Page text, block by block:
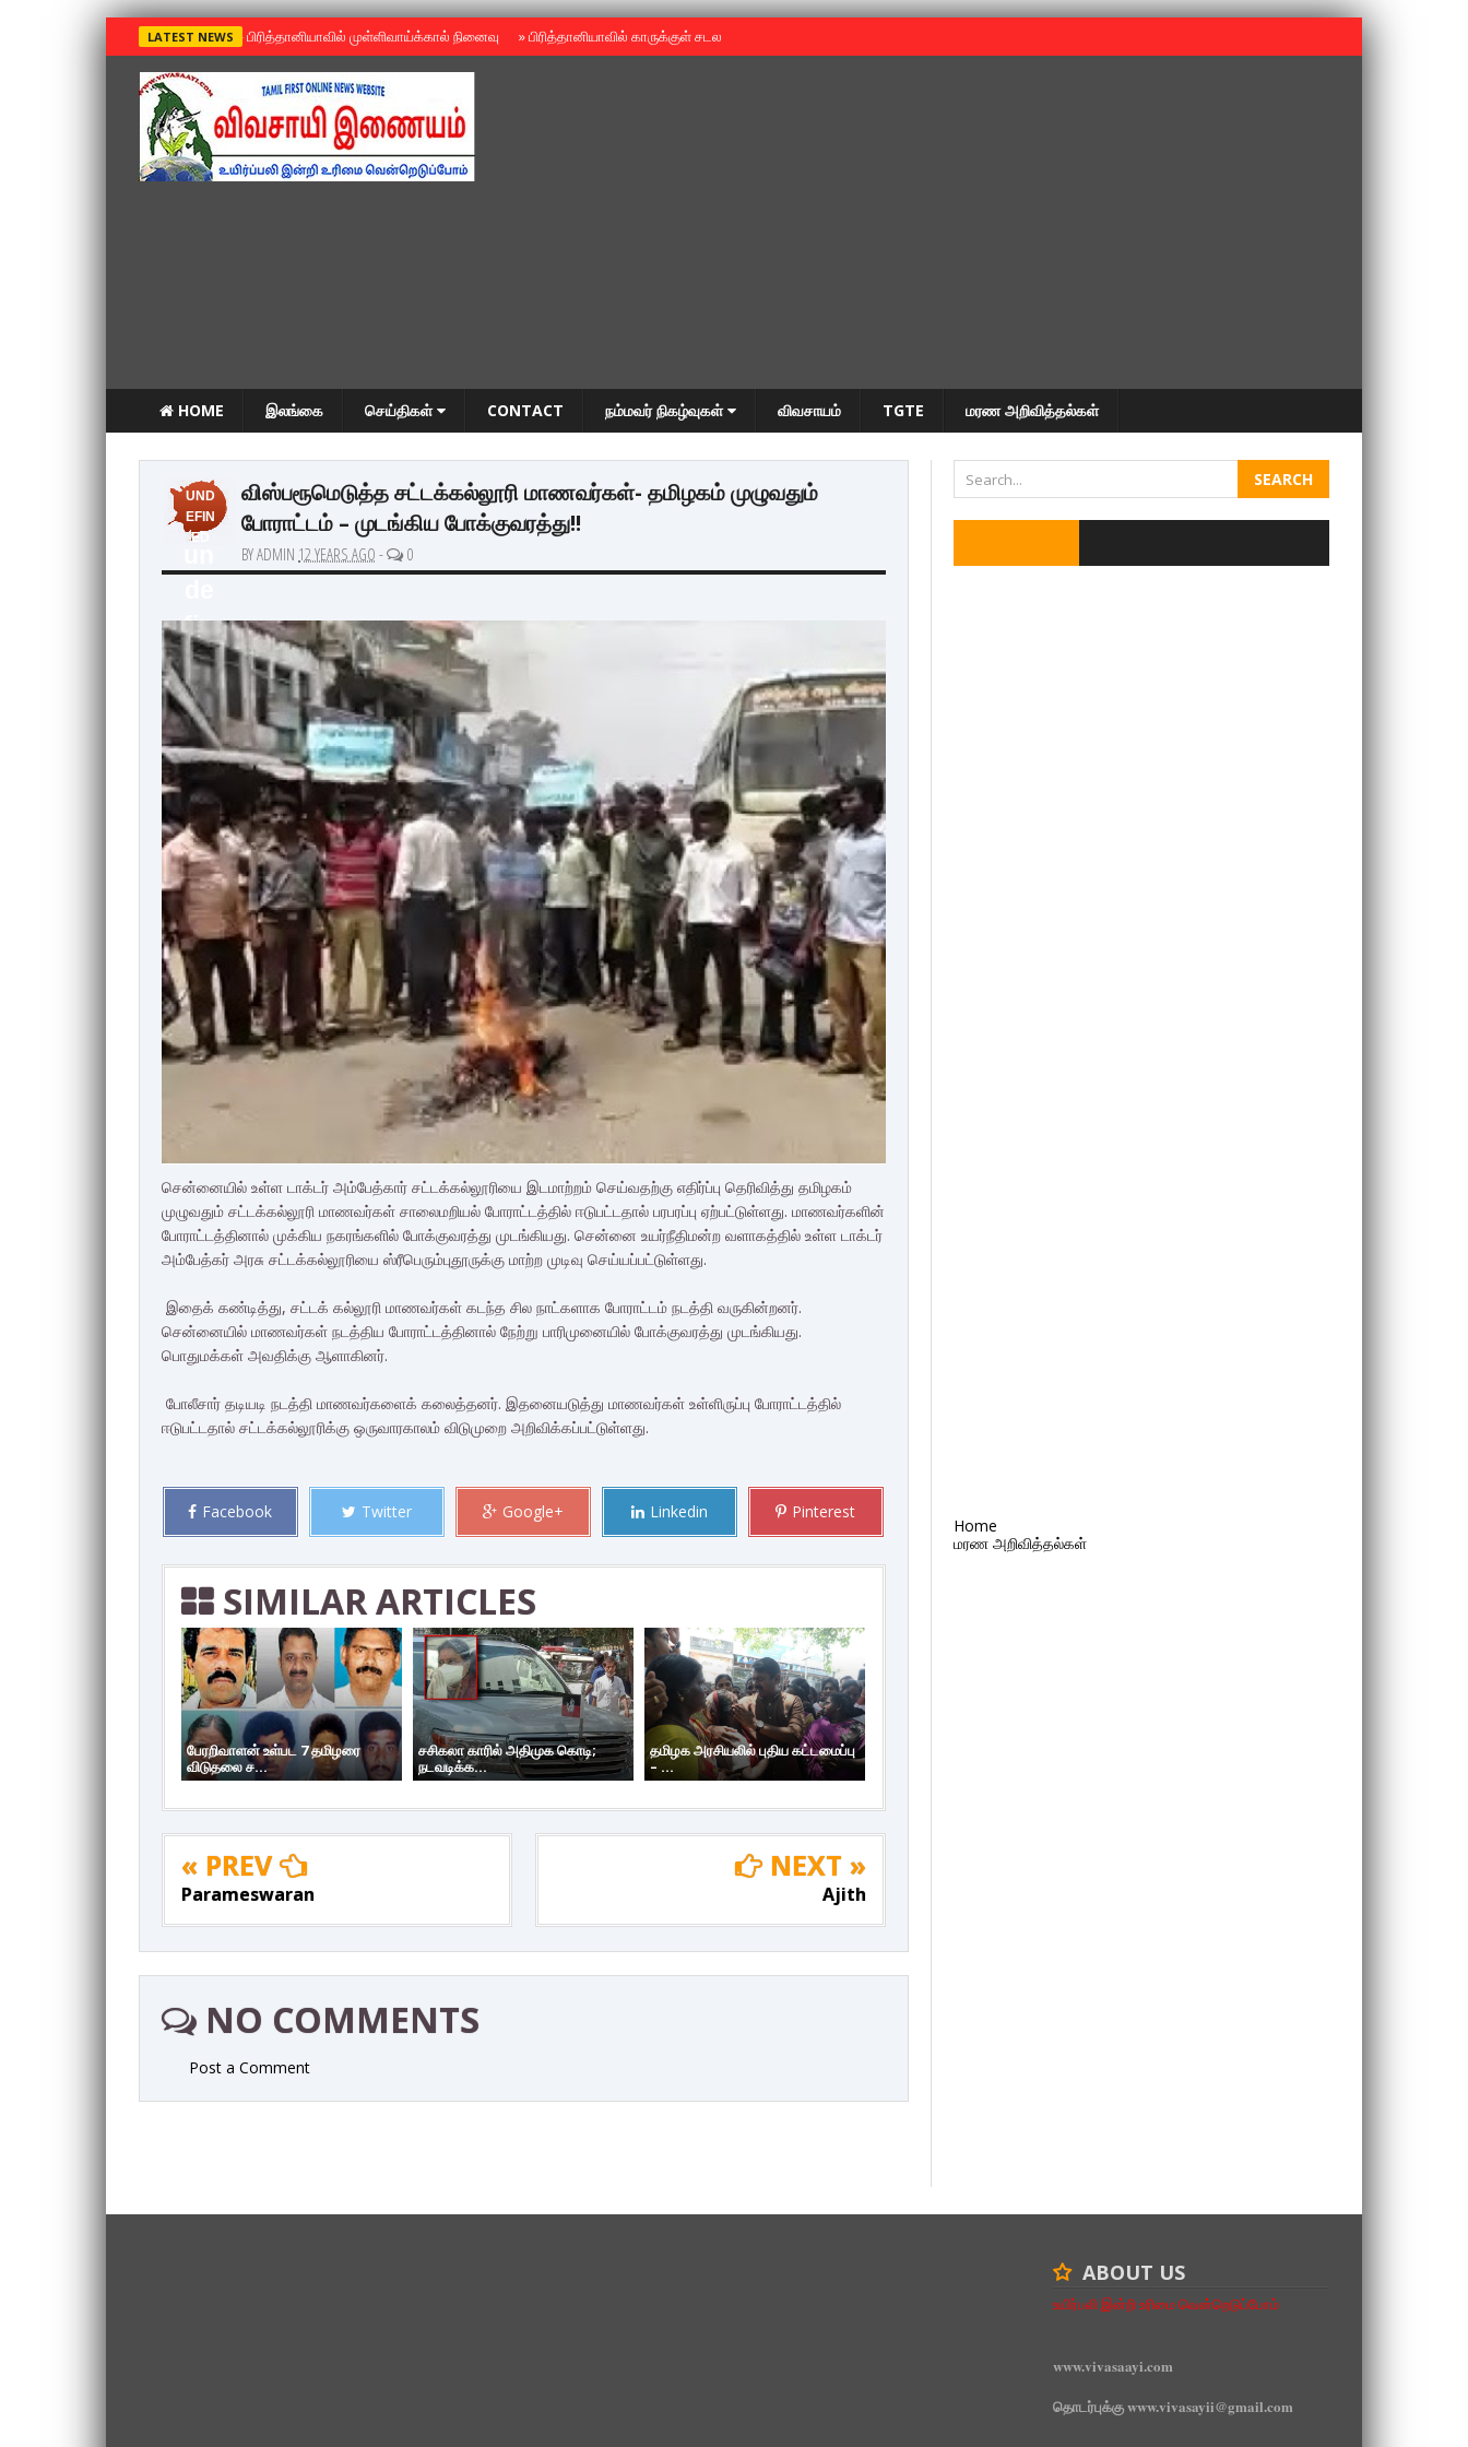
LATEST NEWS »பிரித்தானியாவில் முள்ளிவாய்க்கால் நினைவு »பிரித்தானியாவில் காருக்குள் சடலம் -தமிழருடையதா ?
HOME இலங்கை செய்திகள் CONTACT நம்மவர் நிகழ்வுகள் விவசாயம் TGTE மரண அறிவித்தல்கள்
UND
EFIN
ED
fin
ed
விஸ்பரூமெடுத்த சட்டக்கல்லூரி மாணவர்கள்- தமிழகம் முழுவதும்
போராட்டம் – முடங்கிய போக்குவரத்து!!
BY ADMIN 12 YEARS AGO - 0
சென்னையில் உள்ள டாக்டர் அம்பேத்கார் சட்டக்கல்லூரியை இடமாற்றம் செய்வதற்கு எதிர்ப்பு தெரிவித்து தமிழகம்
முழுவதும் சட்டக்கல்லூரி மாணவர்கள் சாலைமறியல் போராட்டத்தில் ஈடுபட்டதால் பரபரப்பு ஏற்பட்டுள்ளது. மாணவர்களின்
போராட்டத்தினால் முக்கிய நகரங்களில் போக்குவரத்து முடங்கியது. சென்னை உயர்நீதிமன்ற வளாகத்தில் உள்ள டாக்டர்
அம்பேத்கர் அரசு சட்டக்கல்லூரியை ஸ்ரீபெரும்புதூருக்கு மாற்ற முடிவு செய்யப்பட்டுள்ளது.
இதைக் கண்டித்து, சட்டக் கல்லூரி மாணவர்கள் கடந்த சில நாட்களாக போராட்டம் நடத்தி வருகின்றனர்.
சென்னையில் மாணவர்கள் நடத்திய போராட்டத்தினால் நேற்று பாரிமுனையில் போக்குவரத்து முடங்கியது.
பொதுமக்கள் அவதிக்கு ஆளாகினர்.
போலீசார் தடியடி நடத்தி மாணவர்களைக் கலைத்தனர். இதனையடுத்து மாணவர்கள் உள்ளிருப்பு போராட்டத்தில்
ஈடுபட்டதால் சட்டக்கல்லூரிக்கு ஒருவாரகாலம் விடுமுறை அறிவிக்கப்பட்டுள்ளது.
Facebook Twitter Google+ Linkedin Pinterest
SIMILAR ARTICLES
பேரறிவாளன் உள்பட 7 தமிழரை
விடுதலை ச...
சசிகலா காரில் அதிமுக கொடி;
நடவடிக்க...
தமிழக அரசியலில் புதிய கட்டமைப்பு
– ...
« PREV
Parameswaran
NEXT »
Ajith
NO COMMENTS
Post a Comment
Home
மரண அறிவித்தல்கள்
ABOUT US
உயிர்பலி இன்றி உரிமை வென்றெடுப்போம்
www.vivasaayi.com
தொடர்புக்கு www.vivasayii@gmail.com